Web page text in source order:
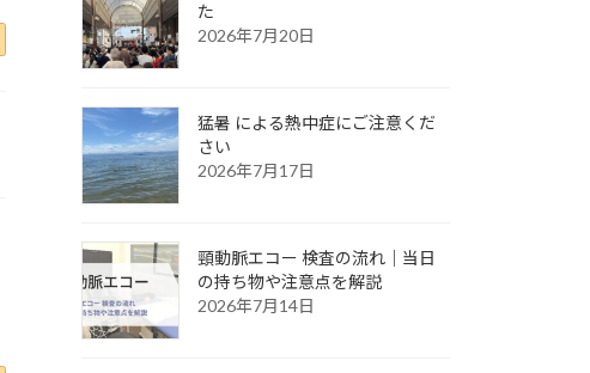
た
2026年7月20日
猛暑 による熱中症にご注意くだ
さい
2026年7月17日
頸動脈エコー 検査の流れ｜当日
の持ち物や注意点を解説
2026年7月14日